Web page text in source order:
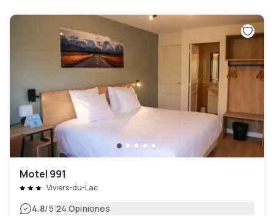
Motel 991
Viviers-du-Lac
4.8/5|24 Opiniones